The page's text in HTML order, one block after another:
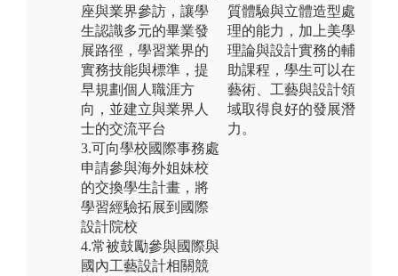
座與業界參訪，讓學
生認識多元的畢業發
展路徑，學習業界的
實務技能與標準，提
早規劃個人職涯方
向，並建立與業界人
士的交流平台
3.可向學校國際事務處
申請參與海外姐妹校
的交換學生計畫，將
學習經驗拓展到國際
設計院校
4.常被鼓勵參與國際與
國內工藝設計相關競
質體驗與立體造型處
理的能力，加上美學
理論與設計實務的輔
助課程，學生可以在
藝術、工藝與設計領
域取得良好的發展潛
力。